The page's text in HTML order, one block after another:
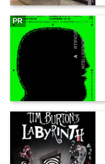
PR